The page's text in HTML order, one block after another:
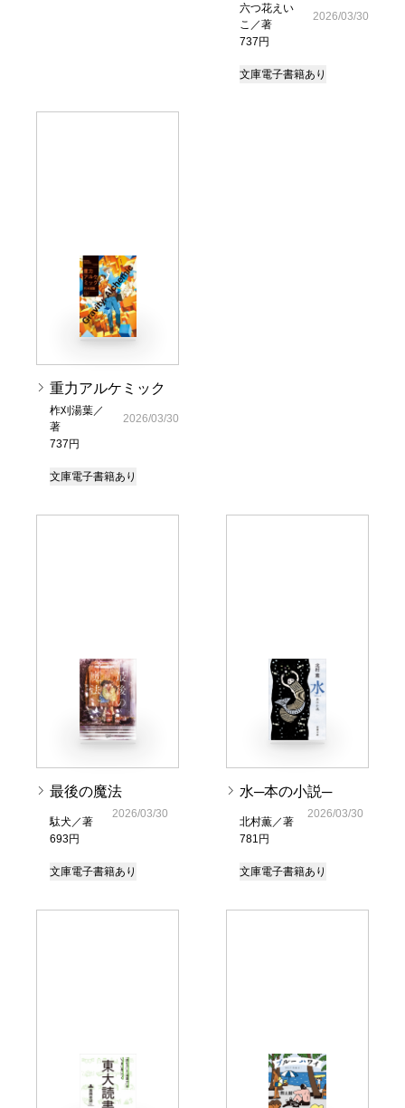
六つ花えい
こ／著
737円
2026/03/30
文庫電子書籍あり
重力アルケミック
柞刈湯葉／
著
737円
2026/03/30
文庫電子書籍あり
最後の魔法
駄犬／著
693円
2026/03/30
文庫電子書籍あり
水─本の小説─
北村薫／著
781円
2026/03/30
文庫電子書籍あり